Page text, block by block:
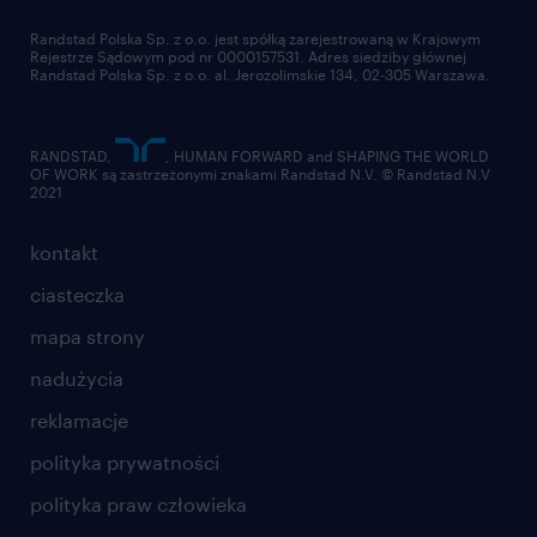
złóż CV
kontakt
ciasteczka
mapa strony
nadużycia
reklamacje
polityka prywatności
polityka praw człowieka
Randstad Polska Sp. z o.o. jest spółką zarejestrowaną w Krajowym
Rejestrze Sądowym pod nr 0000157531. Adres siedziby głównej
Randstad Polska Sp. z o.o. al. Jerozolimskie 134, 02-305 Warszawa.
RANDSTAD,
, HUMAN FORWARD and SHAPING THE WORLD
OF WORK są zastrzeżonymi znakami Randstad N.V. © Randstad N.V
2021